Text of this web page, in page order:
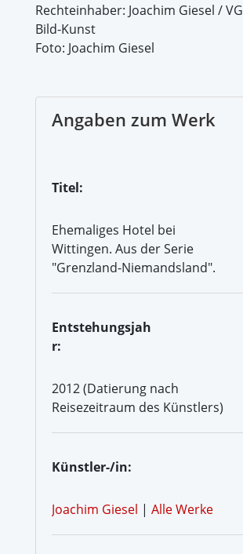
Rechteinhaber: Joachim Giesel / VG
Bild-Kunst
Foto: Joachim Giesel
Angaben zum Werk
Titel:
Ehemaliges Hotel bei
Wittingen. Aus der Serie
"Grenzland-Niemandsland".
Entstehungsjah
r:
2012 (Datierung nach
Reisezeitraum des Künstlers)
Künstler-/in:
Joachim Giesel | Alle Werke